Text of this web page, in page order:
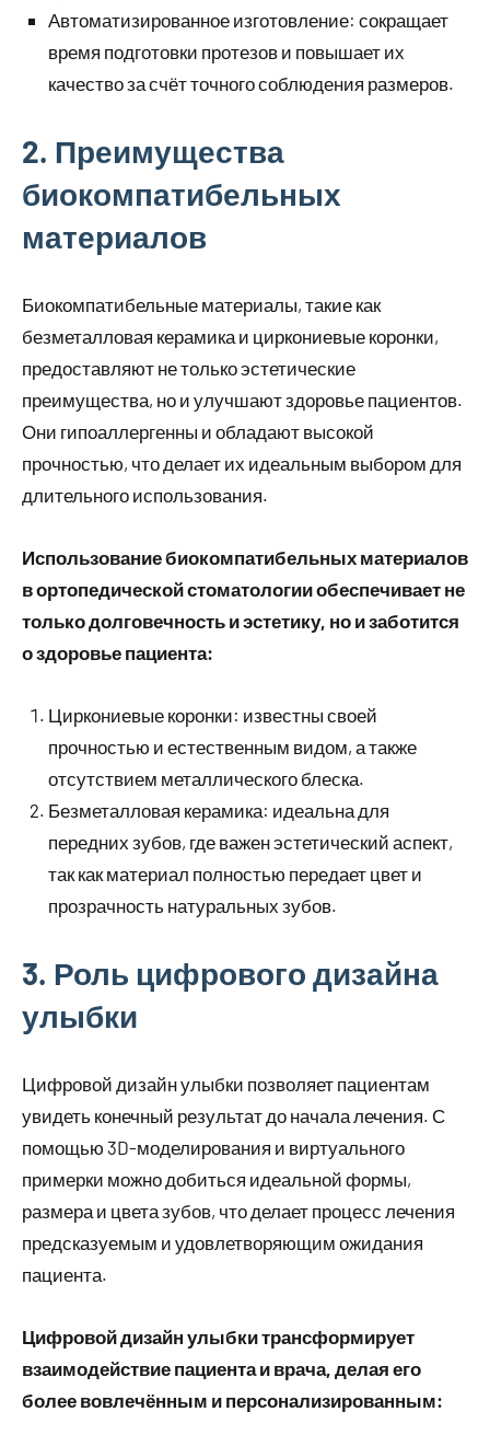
Автоматизированное изготовление: сокращает
время подготовки протезов и повышает их
качество за счёт точного соблюдения размеров.
2. Преимущества
биокомпатибельных
материалов
Биокомпатибельные материалы, такие как
безметалловая керамика и циркониевые коронки,
предоставляют не только эстетические
преимущества, но и улучшают здоровье пациентов.
Они гипоаллергенны и обладают высокой
прочностью, что делает их идеальным выбором для
длительного использования.
Использование биокомпатибельных материалов
в ортопедической стоматологии обеспечивает не
только долговечность и эстетику, но и заботится
о здоровье пациента:
Циркониевые коронки: известны своей
прочностью и естественным видом, а также
отсутствием металлического блеска.
Безметалловая керамика: идеальна для
передних зубов, где важен эстетический аспект,
так как материал полностью передает цвет и
прозрачность натуральных зубов.
3. Роль цифрового дизайна
улыбки
Цифровой дизайн улыбки позволяет пациентам
увидеть конечный результат до начала лечения. С
помощью 3D-моделирования и виртуального
примерки можно добиться идеальной формы,
размера и цвета зубов, что делает процесс лечения
предсказуемым и удовлетворяющим ожидания
пациента.
Цифровой дизайн улыбки трансформирует
взаимодействие пациента и врача, делая его
более вовлечённым и персонализированным: